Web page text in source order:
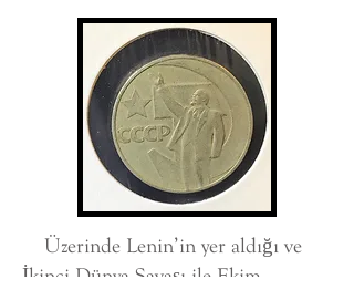
Üzerinde Lenin’in yer aldığı ve
İkinci Dünya Savaşı ile Ekim